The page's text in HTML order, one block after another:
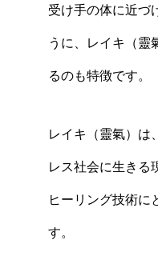
受け手の体に近づ
うに、レイキ（靈
るのも特徴です。
レイキ（靈氣）は
レス社会に生きる
ヒーリング技術に
す。